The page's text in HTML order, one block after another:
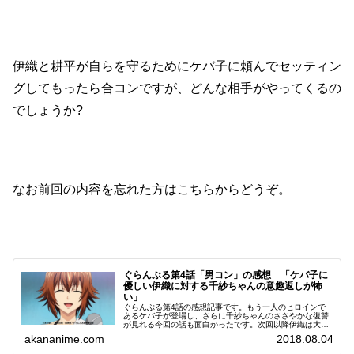
伊織と耕平が自らを守るためにケバ子に頼んでセッティン
グしてもったら合コンですが、どんな相手がやってくるの
でしょうか?
なお前回の内容を忘れた方はこちらからどうぞ。
ぐらんぶる第4話「男コン」の感想 「ケバ子に
優しい伊織に対する千紗ちゃんの意趣返しが怖
い」
ぐらんぶる第4話の感想記事です。もう一人のヒロインで
あるケバ子が登場し、さらに千紗ちゃんのささやかな復讐
が見れる今回の話も面白かったです。次回以降伊織は大変
akananime.com 2018.08.04